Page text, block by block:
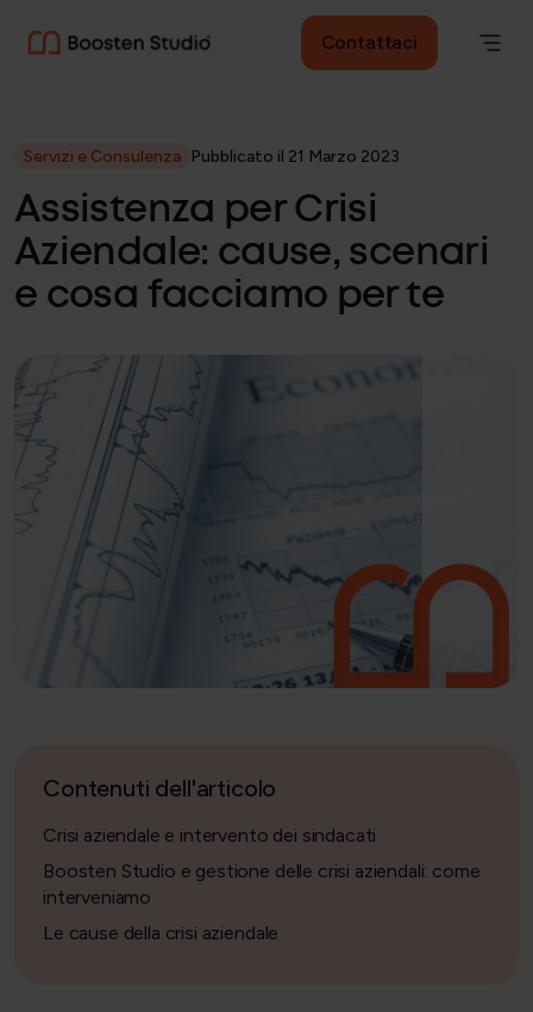
Contattaci
Servizi e Consulenza Pubblicato il 21 Marzo 2023
Assistenza per Crisi
Aziendale: cause, scenari
e cosa facciamo per te
Contenuti dell'articolo
Crisi aziendale e intervento dei sindacati
Boosten Studio e gestione delle crisi aziendali: come
interveniamo
Le cause della crisi aziendale